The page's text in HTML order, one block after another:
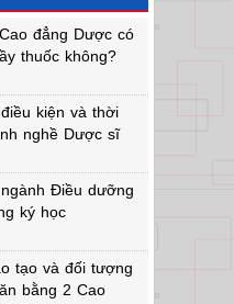
đẳng Dược có
thuốc không?
kiện và thời
nghề Dược sĩ
Điều dưỡng
ký học
tạo và đối tượng
bằng 2 Cao